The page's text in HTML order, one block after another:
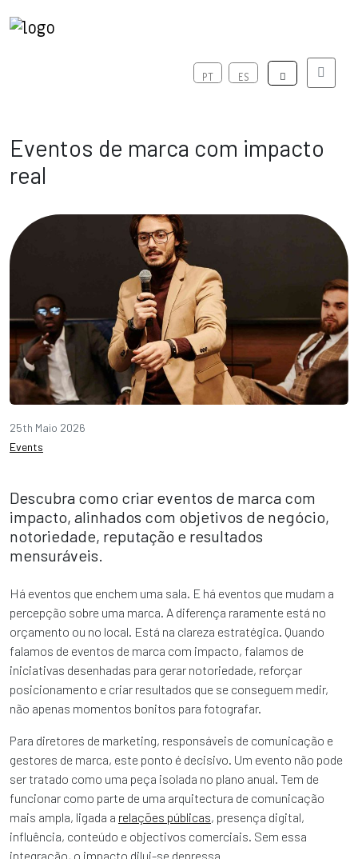
PT ES
Eventos de marca com impacto
real
25th Maio 2026
Events
Descubra como criar eventos de marca com
impacto, alinhados com objetivos de negócio,
notoriedade, reputação e resultados
mensuráveis.
Há eventos que enchem uma sala. E há eventos que mudam a
percepção sobre uma marca. A diferença raramente está no
orçamento ou no local. Está na clareza estratégica. Quando
falamos de eventos de marca com impacto, falamos de
iniciativas desenhadas para gerar notoriedade, reforçar
posicionamento e criar resultados que se conseguem medir,
não apenas momentos bonitos para fotografar.
Para diretores de marketing, responsáveis de comunicação e
gestores de marca, este ponto é decisivo. Um evento não pode
ser tratado como uma peça isolada no plano anual. Tem de
funcionar como parte de uma arquitectura de comunicação
mais ampla, ligada a relações públicas, presença digital,
influência, conteúdo e objectivos comerciais. Sem essa
integração, o impacto dilui-se depressa.